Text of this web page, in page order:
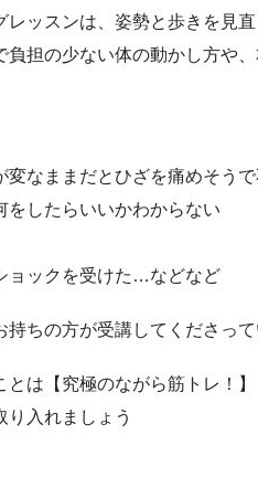
ッスンは、姿勢と歩きを見直
担の少ない体の動かし方や
なままだとひざを痛めそう
したらいいかわからない
ョックを受けた…などなど
ちの方が受講してくださっ
は【究極のながら筋トレ！】
り入れましょう